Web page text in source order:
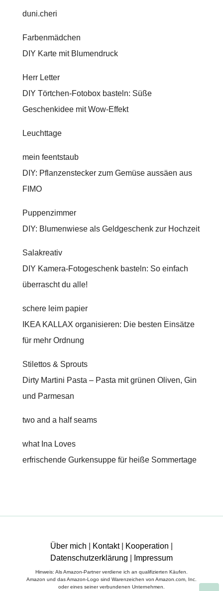
duni.cheri
Farbenmädchen
DIY Karte mit Blumendruck
Herr Letter
DIY Törtchen-Fotobox basteln: Süße
Geschenkidee mit Wow-Effekt
Leuchttage
mein feentstaub
DIY: Pflanzenstecker zum Gemüse aussäen aus
FIMO
Puppenzimmer
DIY: Blumenwiese als Geldgeschenk zur Hochzeit
Salakreativ
DIY Kamera-Fotogeschenk basteln: So einfach
überrascht du alle!
schere leim papier
IKEA KALLAX organisieren: Die besten Einsätze
für mehr Ordnung
Stilettos & Sprouts
Dirty Martini Pasta – Pasta mit grünen Oliven, Gin
und Parmesan
two and a half seams
what Ina Loves
erfrischende Gurkensuppe für heiße Sommertage
Über mich Kontakt| Kooperation
Datenschutzerklärung
Impressum
Hinweis: Als Amazon-Partner verdiene ich an qualifizierten Käufen.
Amazon und das Amazon-Logo sind Warenzeichen von Amazon.com, Inc.
oder eines seiner verbundenen Unternehmen.